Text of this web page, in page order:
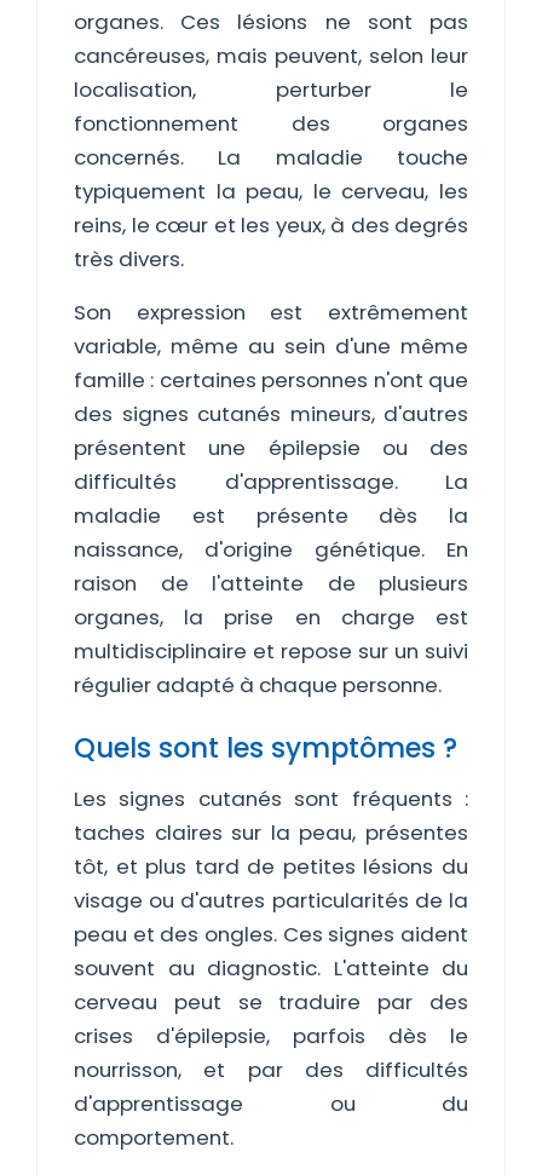
organes. Ces lésions ne sont pas
cancéreuses, mais peuvent, selon leur
localisation, perturber le
fonctionnement des organes
concernés. La maladie touche
typiquement la peau, le cerveau, les
reins, le cœur et les yeux, à des degrés
très divers.
Son expression est extrêmement
variable, même au sein d'une même
famille : certaines personnes n'ont que
des signes cutanés mineurs, d'autres
présentent une épilepsie ou des
difficultés d'apprentissage. La
maladie est présente dès la
naissance, d'origine génétique. En
raison de l'atteinte de plusieurs
organes, la prise en charge est
multidisciplinaire et repose sur un suivi
régulier adapté à chaque personne.
Quels sont les symptômes ?
Les signes cutanés sont fréquents :
taches claires sur la peau, présentes
tôt, et plus tard de petites lésions du
visage ou d'autres particularités de la
peau et des ongles. Ces signes aident
souvent au diagnostic. L'atteinte du
cerveau peut se traduire par des
crises d'épilepsie, parfois dès le
nourrisson, et par des difficultés
d'apprentissage ou du
comportement.